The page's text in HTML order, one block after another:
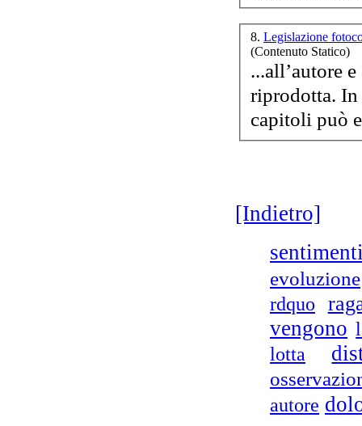
8. Legislazione
(Contenuto Statico)
...all’autore
riprodotta.
[Indietro]
evoluzione
rdquo
vengono
lotta
autore